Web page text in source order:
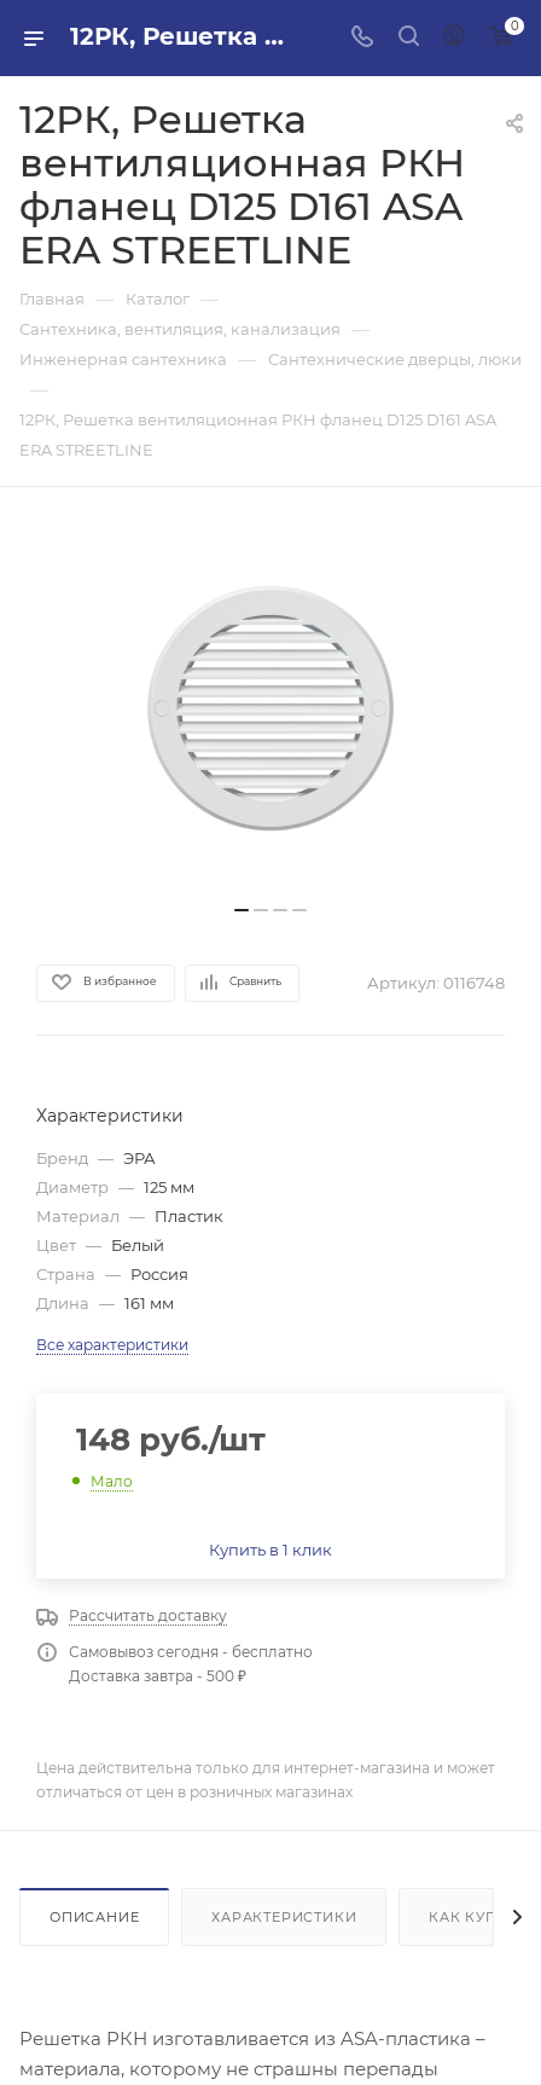
12РК, Решетка вентиляционная РКН фланец D125 D161 ASA ERA STREETLINE в ПИЛОН — купить стройматериалы в интернет-магазине ПИЛОН с доставкой оптом и в розницу 0
12РК, Решетка
вентиляционная РКН
фланец D125 D161 ASA
ERA STREETLINE
Главная — Каталог —
Сантехника, вентиляция, канализация —
Инженерная сантехника — Сантехнические дверцы, люки
—
12РК, Решетка вентиляционная РКН фланец D125 D161 ASA
ERA STREETLINE
В избранное Сравнить Артикул: 0116748
Характеристики
Бренд — ЭРА
Диаметр — 125 мм
Материал — Пластик
Цвет — Белый
Страна — Россия
Длина — 161 мм
Все характеристики
148 руб./шт
Мало
Купить в 1 клик
Рассчитать доставку
Самовывоз сегодня - бесплатно
Доставка завтра - 500 ₽
Цена действительна только для интернет-магазина и может
отличаться от цен в розничных магазинах
ОПИСАНИЕ ХАРАКТЕРИСТИКИ КАК КУПИТЬ
Решетка РКН изготавливается из ASA-пластика –
материала, которому не страшны перепады